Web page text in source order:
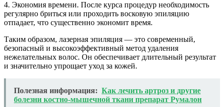
4. Экономия времени. После курса процедур необходимость
регулярно бриться или проходить восковую эпиляцию
отпадает, что существенно экономит время.
Таким образом, лазерная эпиляция — это современный,
безопасный и высокоэффективный метод удаления
нежелательных волос. Он обеспечивает длительный результат
и значительно упрощает уход за кожей.
Полезная информация: Как лечить артроз и другие
болезни костно-мышечной ткани препарат Румалон